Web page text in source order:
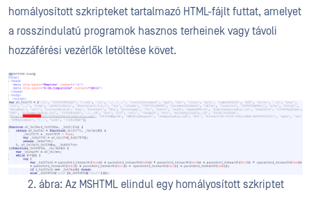
homályosított szkripteket tartalmazó HTML-fájlt futtat, amelyet
a rosszindulatú programok hasznos terheinek vagy távoli
hozzáférési vezérlők letöltése követ.
2. ábra: Az MSHTML elindul egy homályosított szkriptet